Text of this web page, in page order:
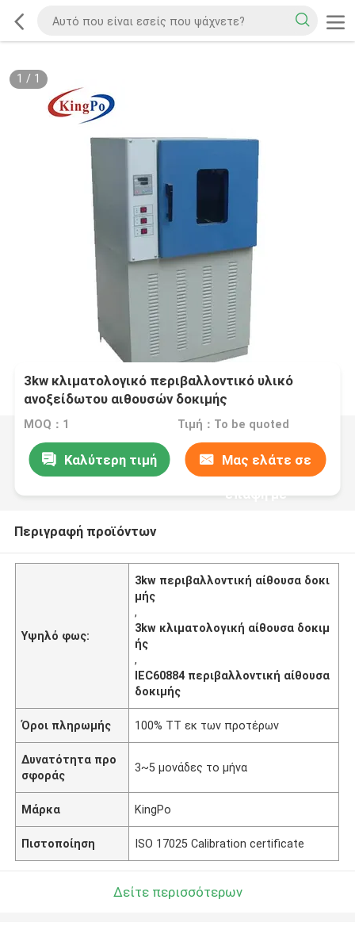
1 / 1
3kw κλιματολογικό περιβαλλοντικό υλικό
ανοξείδωτου αιθουσών δοκιμής
MOQ：1 Τιμή：To be quoted
Καλύτερη τιμή Μας ελάτε σε
επαφή με
Περιγραφή προϊόντων
Υψηλό φως:
3kw περιβαλλοντική αίθουσα δοκι
μής
,
3kw κλιματολογική αίθουσα δοκιμ
ής
,
IEC60884 περιβαλλοντική αίθουσα
δοκιμής
Όροι πληρωμής 100% TT εκ των προτέρων
Δυνατότητα προ
σφοράς
3~5 μονάδες το μήνα
Μάρκα KingPo
Πιστοποίηση ISO 17025 Calibration certificate
Δείτε περισσότερων